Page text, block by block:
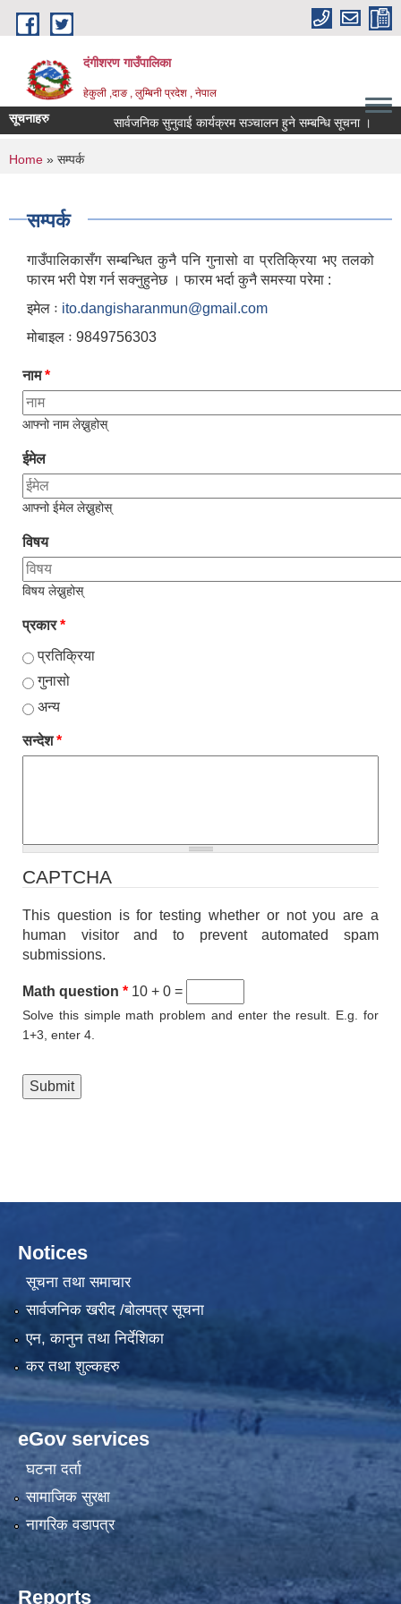
Skip to main content
दंगीशरण गाउँपालिका
हेकुली ,दाङ , लुम्बिनी प्रदेश , नेपाल
सूचनाहरु सार्वजनिक सुनुवाई कार्यक्रम सञ्चालन हुने सम्बन्धि सूचना ।
You are here
Home » सम्पर्क
सम्पर्क
गाउँपालिकासँग सम्बन्धित कुनै पनि गुनासो वा प्रतिक्रिया भए तलको
फारम भरी पेश गर्न सक्नुहुनेछ ‍‍। फारम भर्दा कुनै समस्या परेमा ‌:
इमेल ः ito.dangisharanmun@gmail.com
मोबाइल ः 9849756303
नाम*
आफ्नो नाम लेख्नुहोस्
ईमेल
आफ्नो ईमेल लेख्नुहोस्
विषय
विषय लेख्नुहोस्
प्रकार*
प्रतिक्रिया
गुनासो
अन्य
सन्देश*
CAPTCHA
This question is for testing whether or not you are a
human visitor and to prevent automated spam
submissions.
Math question * 10 + 0 =
Solve this simple math problem and enter the result. E.g. for
1+3, enter 4.
Notices
सूचना तथा समाचार
सार्वजनिक खरीद /बोलपत्र सूचना
एन, कानुन तथा निर्देशिका
कर तथा शुल्कहरु
eGov services
घटना दर्ता
सामाजिक सुरक्षा
नागरिक वडापत्र
Reports